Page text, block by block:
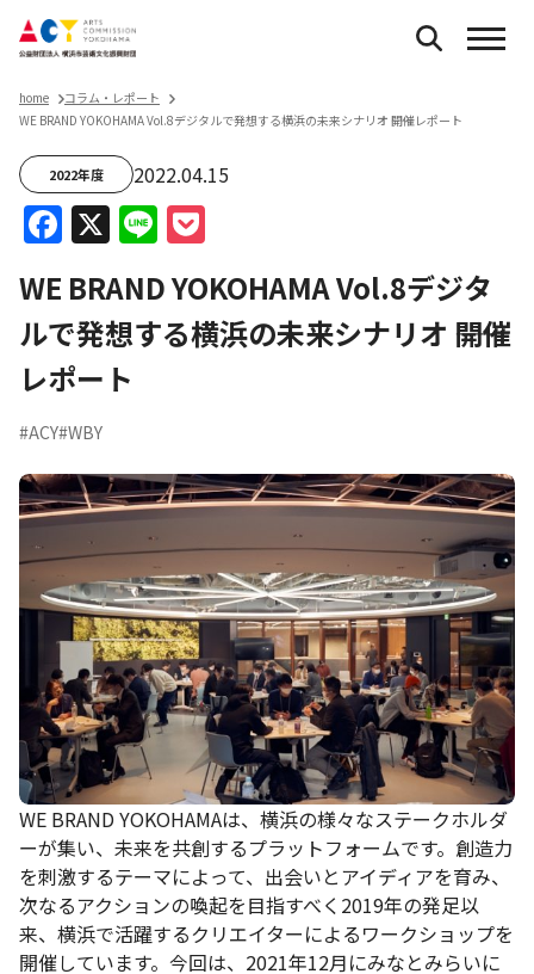
home
コラム・レポート
WE BRAND YOKOHAMA Vol.8デジタルで発想する横浜の未来シナリオ ――開催レポート
2022年度 2022.04.15
Facebook
X Line
WE BRAND YOKOHAMA Vol.8デジタ
ルで発想する横浜の未来シナリオ ――開催
レポート
#ACY#WBY
WE BRAND YOKOHAMAは、横浜の様々なステークホルダ
ーが集い、未来を共創するプラットフォームです。創造力
を刺激するテーマによって、出会いとアイディアを育み、
次なるアクションの喚起を目指すべく2019年の発足以
来、横浜で活躍するクリエイターによるワークショップを
開催しています。今回は、2021年12月にみなとみらいに